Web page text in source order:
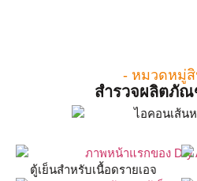
- หมวดหมู่
สำรวจผลิตภัณ
ตู้เย็นสำหรับเนื้อดรายเอจ